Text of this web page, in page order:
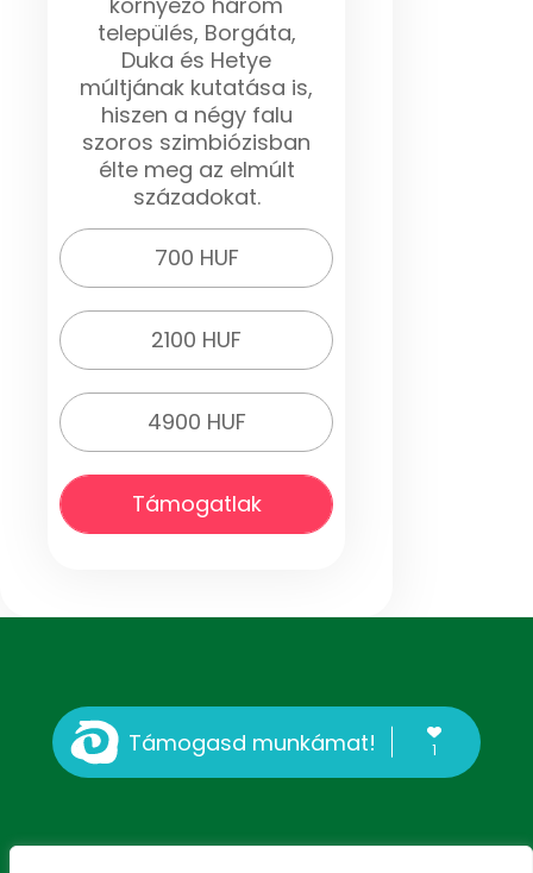
település, Borgáta,
Duka és Hetye
múltjának kutatása is,
hiszen a négy falu
szoros szimbiózisban
élte meg az elmúlt
századokat.
700 HUF
2100 HUF
4900 HUF
Támogatlak
Támogasd munkámat! 1